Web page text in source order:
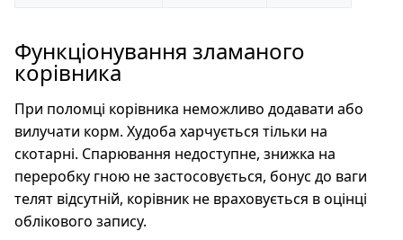
Функціонування зламаного
корівника
При поломці корівника неможливо додавати або
вилучати корм. Худоба харчується тільки на
скотарні. Спарювання недоступне, знижка на
переробку гною не застосовується, бонус до ваги
телят відсутній, корівник не враховується в оцінці
облікового запису.